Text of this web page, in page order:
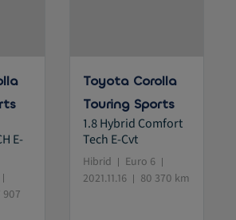
E-
907
Toyota Corolla
Touring Sports
1.8 Hybrid Comfort
Tech E-Cvt
Hibrid
Euro 6
2021.11.16
80 370 km